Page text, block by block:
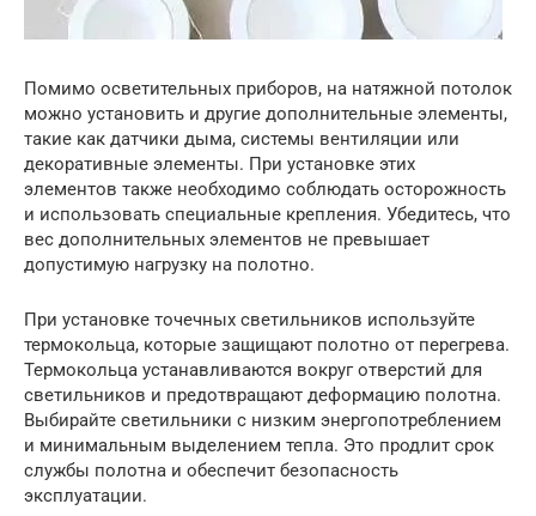
Помимо осветительных приборов, на натяжной потолок
можно установить и другие дополнительные элементы,
такие как датчики дыма, системы вентиляции или
декоративные элементы. При установке этих
элементов также необходимо соблюдать осторожность
и использовать специальные крепления. Убедитесь, что
вес дополнительных элементов не превышает
допустимую нагрузку на полотно.
При установке точечных светильников используйте
термокольца, которые защищают полотно от перегрева.
Термокольца устанавливаются вокруг отверстий для
светильников и предотвращают деформацию полотна.
Выбирайте светильники с низким энергопотреблением
и минимальным выделением тепла. Это продлит срок
службы полотна и обеспечит безопасность
эксплуатации.